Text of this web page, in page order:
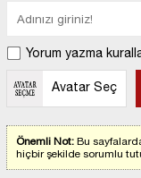
Yorum yazma
Avatar Seç
Önemli Not: Bu
hiçbir şekilde sorumlu